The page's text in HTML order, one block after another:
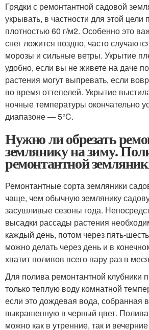
Грядки с ремонтантной садовой
укрывать, в частности для этой цели
плотностью 60 г/м2. Особенно это
снег ложится поздно, часто
морозы и сильные ветры. Укрытие
удобно, если вы не живете на даче
растения могут выпревать, если
во время оттепелей. Укрытие
ночные температуры окончательно
диапазоне — 5°C.
Нужно ли обрезать
землянику на зиму.
ремонтантной
Ремонтантные сорта земляники
чаще, чем обычную землянику
засушливые сезоны года.
высадки рассады растения
каждый день, потом через пять-
можно делать через день и в
хватит поливов всего пару раз в
Для полива ремонтантной клубники
только теплую воду комнатной
если это дождевая вода, собранная
выкрашенную в черный цвет.
можно как в утренние, так и